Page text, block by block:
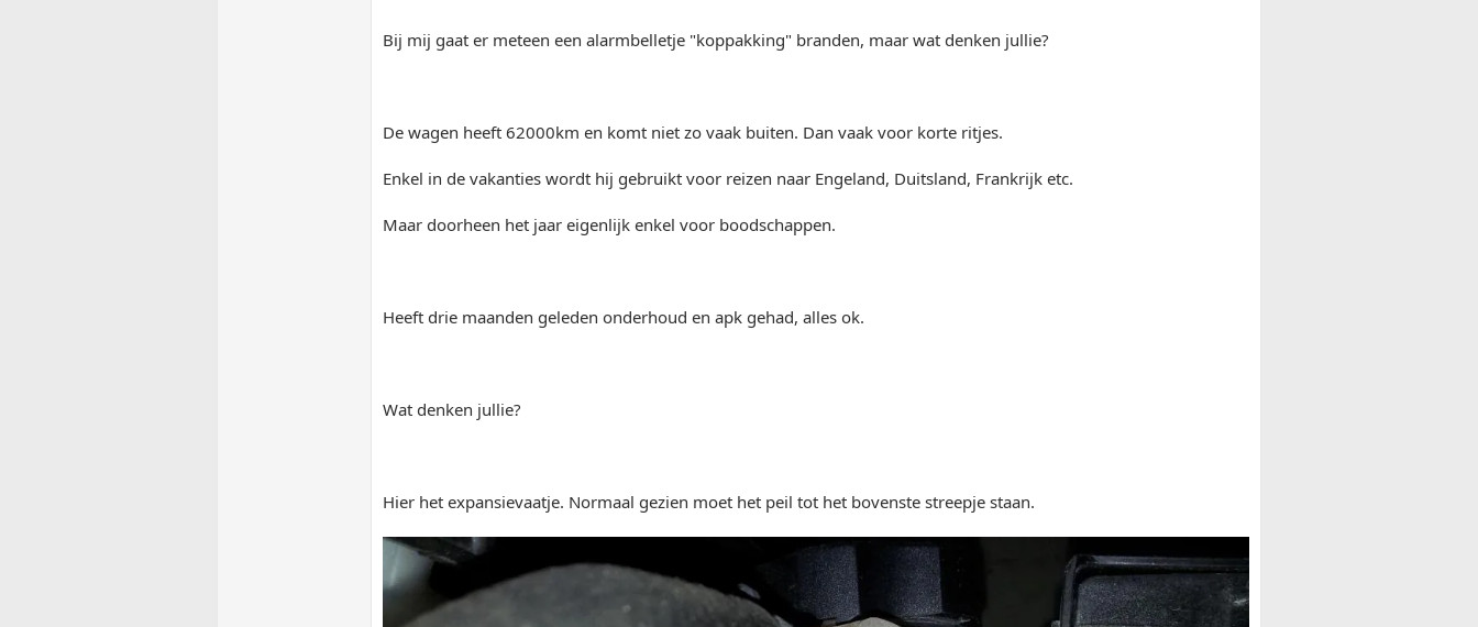
Bij mij gaat er meteen een alarmbelletje "koppakking" branden, maar wat denken jullie?
De wagen heeft 62000km en komt niet zo vaak buiten. Dan vaak voor korte ritjes.
Enkel in de vakanties wordt hij gebruikt voor reizen naar Engeland, Duitsland, Frankrijk etc.
Maar doorheen het jaar eigenlijk enkel voor boodschappen.
Heeft drie maanden geleden onderhoud en apk gehad, alles ok.
Wat denken jullie?
Hier het expansievaatje. Normaal gezien moet het peil tot het bovenste streepje staan.